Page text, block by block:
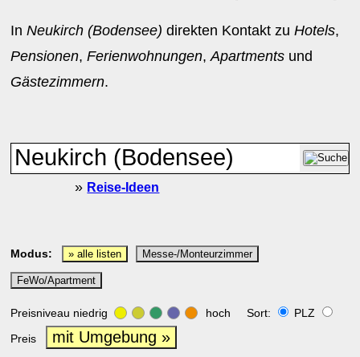
InNeukirch (Bodensee) direkten Kontakt zuHotels,
Pensionen,Ferienwohnungen,Apartments und
Gästezimmern.
» Reise-Ideen
Modus: » alle listen Messe-/Monteurzimmer
FeWo/Apartment
Preisniveau niedrig hoch Sort:
PLZ
Preis
mit Umgebung »